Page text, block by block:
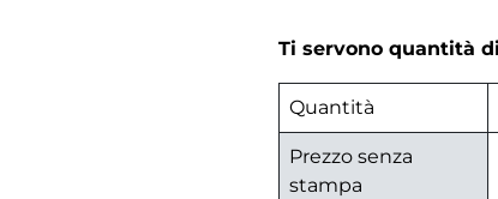
Ti servono quantità
Quantità
Prezzo senza
stampa